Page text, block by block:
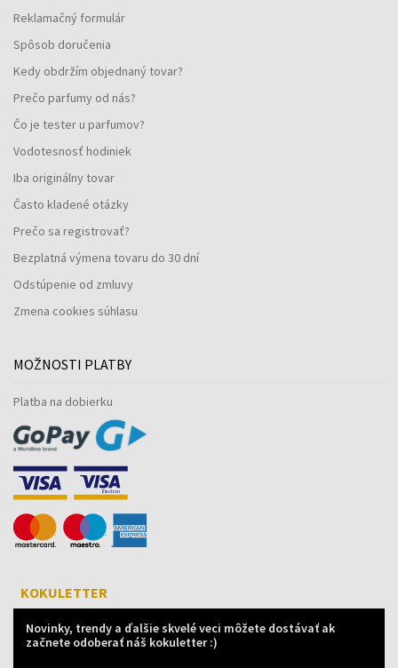
Reklamačný formulár
Spôsob doručenia
Kedy obdržím objednaný tovar?
Prečo parfumy od nás?
Čo je tester u parfumov?
Vodotesnosť hodiniek
Iba originálny tovar
Často kladené otázky
Prečo sa registrovať?
Bezplatná výmena tovaru do 30 dní
Odstúpenie od zmluvy
Zmena cookies súhlasu
MOŽNOSTI PLATBY
Platba na dobierku
KOKULETTER
Novinky, trendy a ďalšie skvelé veci môžete dostávať ak
začnete odoberať náš kokuletter :)